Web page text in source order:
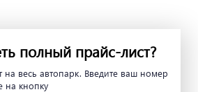
полный прайс-лист?
на весь автопарк. Введите ваш номер
на кнопку